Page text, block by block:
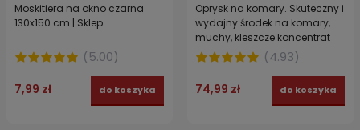
Moskitiera na okno czarna
130x150 cm | Sklep
(5.00)
7,99 zł do koszyka
Oprysk na komary. Skuteczny i
wydajny środek na komary,
muchy, kleszcze koncentrat
KOMARON FORTE 250 ml
(4.93)
74,99 zł do koszyka